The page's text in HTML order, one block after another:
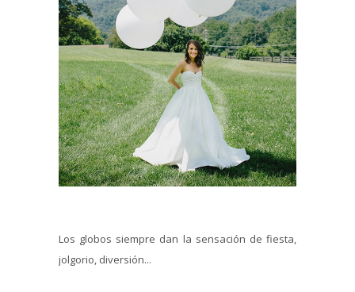
Los globos siempre dan la sensación de fiesta,
jolgorio, diversión...